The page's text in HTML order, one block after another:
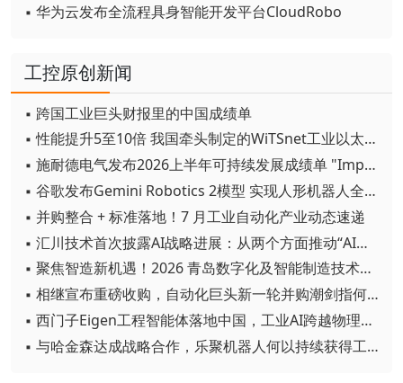
▪ 华为云发布全流程具身智能开发平台CloudRobo
工控原创新闻
▪ 跨国工业巨头财报里的中国成绩单
▪ 性能提升5至10倍 我国牵头制定的WiTSnet工业以太网国际标准正式发布
▪ 施耐德电气发布2026上半年可持续发展成绩单 "Impact 2030"路线图开局稳健
▪ 谷歌发布Gemini Robotics 2模型 实现人形机器人全身智能控制突破
▪ 并购整合 + 标准落地！7 月工业自动化产业动态速递
▪ 汇川技术首次披露AI战略进展：从两个方面推动“AI业务化”落地
▪ 聚焦智造新机遇！2026 青岛数字化及智能制造技术论坛圆满落幕
▪ 相继宣布重磅收购，自动化巨头新一轮并购潮剑指何方？
▪ 西门子Eigen工程智能体落地中国，工业AI跨越物理世界“确定性”拐点
▪ 与哈金森达成战略合作，乐聚机器人何以持续获得工业巨头青睐？